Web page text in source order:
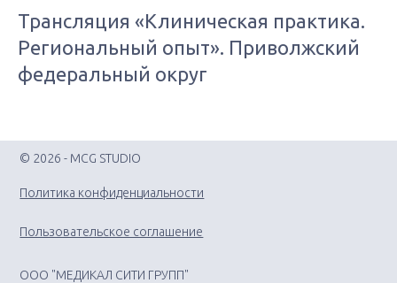
Трансляция «Клиническая практика.
Региональный опыт». Приволжский
федеральный округ
© 2026 - MCG STUDIO
Политика конфиденциальности
Пользовательское соглашение
ООО "МЕДИКАЛ СИТИ ГРУПП"